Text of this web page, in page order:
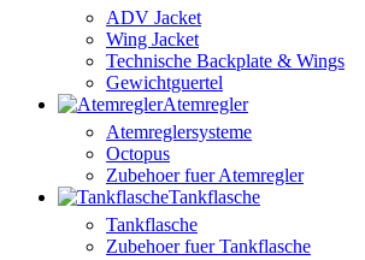
ADV Jacket
Wing Jacket
Technische Backplate & Wings
Gewichtguertel
Atemregler
Atemreglersysteme
Octopus
Zubehoer fuer Atemregler
Tankflasche
Tankflasche
Zubehoer fuer Tankflasche